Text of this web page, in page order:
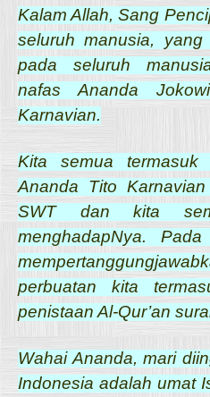
Kalam Allah, Sang
seluruh manusia,
pada seluruh
nafas Ananda
Karnavian.
Kita semua
Ananda Tito
SWT dan kita
menghadapNya.
perbuatan kita
penistaan Al-Qur’an
Wahai Ananda, mari
Indonesia adalah umat